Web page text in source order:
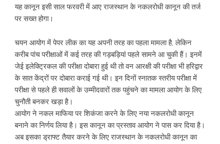
यह कानून इसी साल फरवरी में आए राजस्थान के नकलरोधी कानून की तर्ज
पर सख्त होगा।
चयन आयोग में पेपर लीक का यह अपनी तरह का पहला मामला है, लेकिन
करीब पांच परीक्षाओं में कई तरह की गड़बड़ियां पहले सामने आ चुकी हैं। इनमें
जेई इलेक्ट्रिकल की परीक्षा दोबारा हुई थी तो वन आरक्षी की परीक्षा भी हरिद्वार
के सात केंद्रों पर दोबारा कराई गई थी। इन दिनों स्नातक स्तरीय परीक्षा में
परीक्षा से पहले ही सवालों के उम्मीदवारों तक पहुंचने का मामला आयोग के लिए
चुनौती बनकर खड़ा है।
आयोग ने नकल माफिया पर शिकंजा करने के लिए नया नकलरोधी कानून
बनाने का निर्णय लिया है। इस कानून का प्रस्ताव आयोग ने पास कर दिया है।
अब इसका ड्राफ्ट तैयार करने के लिए राजस्थान के नकलरोधी कानून का